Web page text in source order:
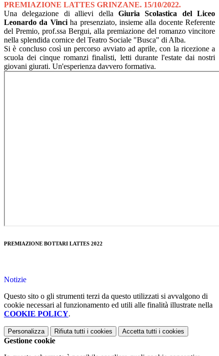
PREMIAZIONE LATTES GRINZANE. 15/10/2022.
Una delegazione di allievi della Giuria Scolastica del Liceo
Leonardo da Vinciha presenziato, insieme alla docente Referente
del Premio, prof.ssa Bergui, alla premiazione del romanzo vincitore
nella splendida cornice del Teatro Sociale "Busca" di Alba.
Si è concluso così un percorso avviato ad aprile, con la ricezione a
scuola dei cinque romanzi finalisti, letti durante l'estate dai nostri
giovani giurati. Un'esperienza davvero formativa.
PREMIAZIONE BOTTARI LATTES 2022
Notizie
Questo sito o gli strumenti terzi da questo utilizzati si avvalgono di
cookie necessari al funzionamento ed utili alle finalità illustrate nella
COOKIE POLICY.
Personalizza Rifiuta tutti i cookies Accetta tutti i cookies
Gestione cookie